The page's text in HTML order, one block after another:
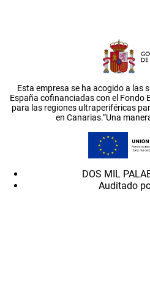
Esta empresa se ha acogido a las
España cofinanciadas con el Fondo
para las regiones ultraperiféricas
en Canarias.”Una
DOS MIL
Auditado